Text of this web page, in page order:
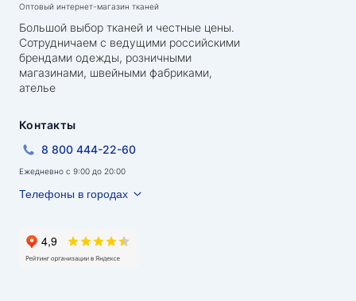
Оптовый интернет-магазин тканей
Большой выбор тканей и честные цены.
Сотрудничаем с ведущими российскими
брендами одежды, розничными
магазинами, швейными фабриками,
ателье
Контакты
8 800 444-22-60
Ежедневно с 9:00 до 20:00
Телефоны в городах